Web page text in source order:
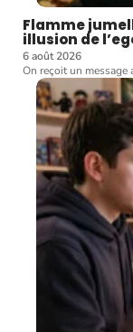
Flamme
illusion de
6 août 2026
On reçoit un